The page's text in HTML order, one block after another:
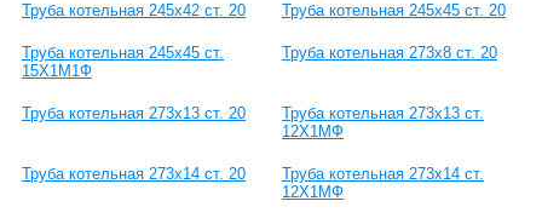
Труба котельная 245х42 ст. 20 Труба котельная 245х45 ст. 20
Труба котельная 245х45 ст.
15Х1М1Ф
Труба котельная 273х8 ст. 20
Труба котельная 273х13 ст. 20
Труба котельная 273х13 ст.
12Х1МФ
Труба котельная 273х14 ст. 20
Труба котельная 273х14 ст.
12Х1МФ